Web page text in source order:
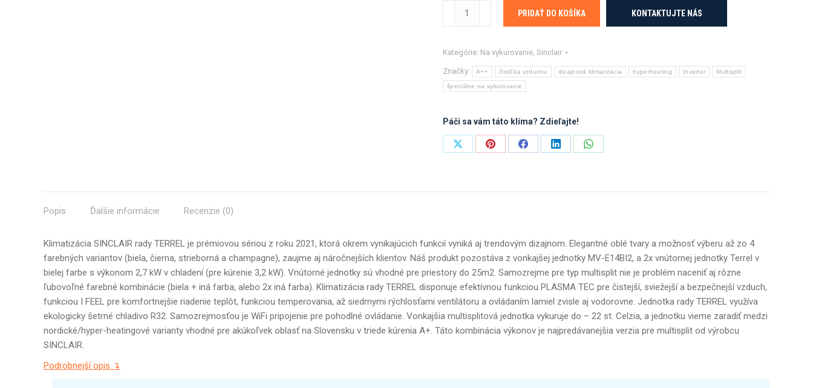
multisplit
2x2,7KW-
biela
s
PRIDAŤ DO KOŠÍKA KONTAKTUJTE NÁS
Kategórie: Na vykurovanie, Sinclair
Značky: A++ čistička vzduchu dizajnová klimatizácia hyperheating Inverter Multisplit
špeciálne na vykurovanie
Páči sa vám táto klíma? Zdieľajte!
Share
Share
Share
Share
Share
Popis Ďalšie informácie Recenzie (0)
Klimatizácia SINCLAIR rady TERREL je prémiovou sériou z roku 2021, ktorá okrem vynikajúcich funkcií vyniká aj trendovým dizajnom. Elegantné oblé tvary a možnosť výberu až zo 4
farebných variantov (biela, čierna, strieborná a champagne), zaujme aj náročnejších klientov. Náš produkt pozostáva z vonkajšej jednotky MV-E14BI2, a 2x vnútornej jednotky Terrel v
bielej farbe s výkonom 2,7 kW v chladení (pre kúrenie 3,2 kW). Vnútorné jednotky sú vhodné pre priestory do 25m2. Samozrejme pre typ multisplit nie je problém naceniť aj rôzne
ľubovoľné farebné kombinácie (biela + iná farba, alebo 2x iná farba). Klimatizácia rady TERREL disponuje efektívnou funkciou PLASMA TEC pre čistejší, sviežejší a bezpečnejší vzduch,
funkciou I FEEL pre komfortnejšie riadenie teplôt, funkciou temperovania, až siedmymi rýchlosťami ventilátoru a ovládaním lamiel zvisle aj vodorovne. Jednotka rady TERREL využíva
ekologicky šetrné chladivo R32. Samozrejmosťou je WiFi pripojenie pre pohodlné ovládanie. Vonkajšia multisplitová jednotka vykuruje do – 22 st. Celzia, a jednotku vieme zaradiť medzi
nordické/hyper-heatingové varianty vhodné pre akúkoľvek oblasť na Slovensku v triede kúrenia A+. Táto kombinácia výkonov je najpredávanejšia verzia pre multisplit od výrobcu
SINCLAIR.
Podrobnejší opis ↴